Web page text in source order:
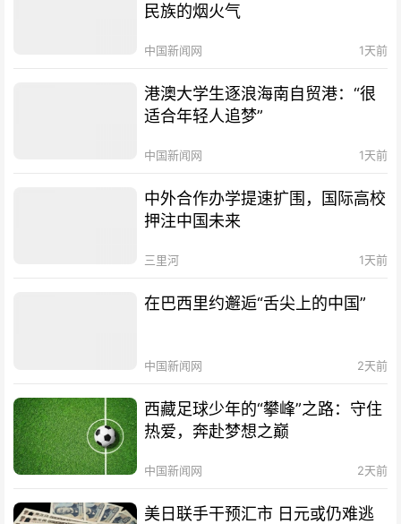
民族的烟火气
中国新闻网 1天前
港澳大学生逐浪海南自贸港：“很
适合年轻人追梦”
中国新闻网 1天前
中外合作办学提速扩围，国际高校
押注中国未来
三里河 1天前
在巴西里约邂逅“舌尖上的中国”
中国新闻网 2天前
西藏足球少年的“攀峰”之路：守住
热爱，奔赴梦想之巅
中国新闻网 2天前
美日联手干预汇市 日元或仍难逃